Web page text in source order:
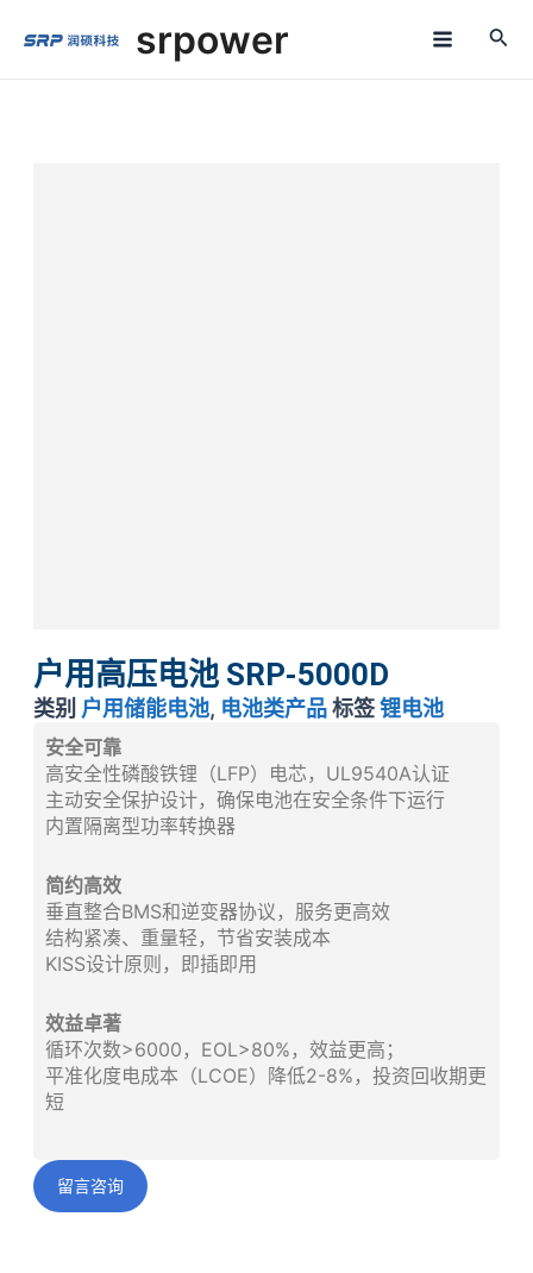
srpower
户用高压电池 SRP-5000D
类别 户用储能电池, 电池类产品标签锂电池
安全可靠
高安全性磷酸铁锂（LFP）电芯，UL9540A认证
主动安全保护设计，确保电池在安全条件下运行
内置隔离型功率转换器
简约高效
垂直整合BMS和逆变器协议，服务更高效
结构紧凑、重量轻，节省安装成本
KISS设计原则，即插即用
效益卓著
循环次数>6000，EOL>80%，效益更高；
平准化度电成本（LCOE）降低2-8%，投资回收期更
短
留言咨询